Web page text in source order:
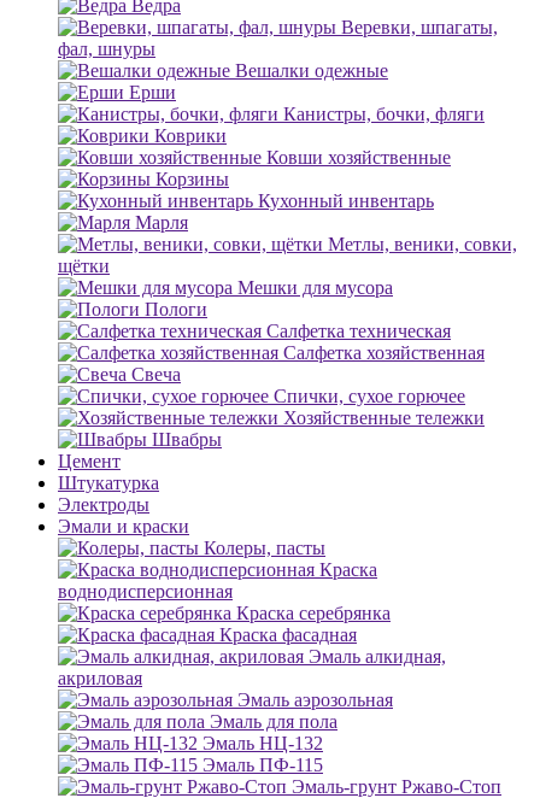
Ведра
Веревки, шпагаты,
фал, шнуры
Вешалки одежные
Ерши
Канистры, бочки, фляги
Коврики
Ковши хозяйственные
Корзины
Кухонный инвентарь
Марля
Метлы, веники, совки,
щётки
Мешки для мусора
Пологи
Салфетка техническая
Салфетка хозяйственная
Свеча
Спички, сухое горючее
Хозяйственные тележки
Швабры
Цемент
Штукатурка
Электроды
Эмали и краски
Колеры, пасты
Краска
воднодисперсионная
Краска серебрянка
Краска фасадная
Эмаль алкидная,
акриловая
Эмаль аэрозольная
Эмаль для пола
Эмаль НЦ-132
Эмаль ПФ-115
Эмаль-грунт Ржаво-Стоп